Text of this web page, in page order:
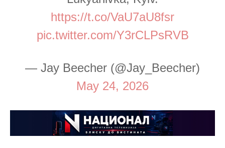
https://t.co/VaU7aU8fsr
pic.twitter.com/Y3rCLPsRVB
— Jay Beecher (@Jay_Beecher)
May 24, 2026